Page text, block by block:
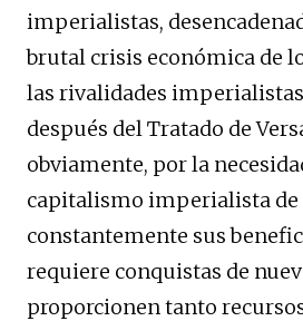
imperialistas,
brutal crisis económica de
las rivalidades
después del Tratado de
obviamente, por la
capitalismo imperialista
constantemente sus
requiere conquistas de
proporcionen tanto